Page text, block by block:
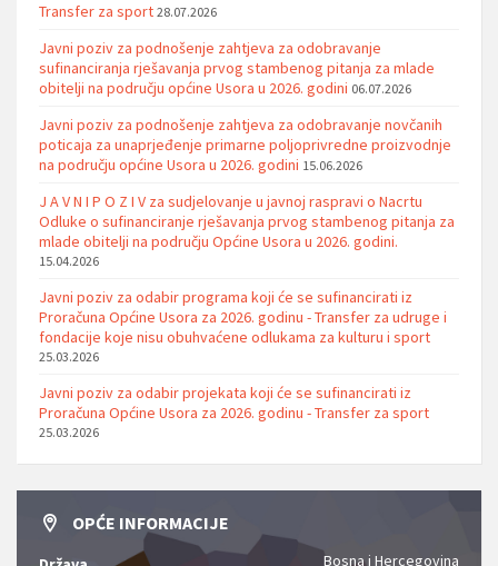
Transfer za sport 28.07.2026
Javni poziv za podnošenje zahtjeva za odobravanje
sufinanciranja rješavanja prvog stambenog pitanja za mlade
obitelji na području općine Usora u 2026. godini 06.07.2026
Javni poziv za podnošenje zahtjeva za odobravanje novčanih
poticaja za unaprjeđenje primarne poljoprivredne proizvodnje
na području općine Usora u 2026. godini 15.06.2026
J A V N I P O Z I V za sudjelovanje u javnoj raspravi o Nacrtu
Odluke o sufinanciranje rješavanja prvog stambenog pitanja za
mlade obitelji na području Općine Usora u 2026. godini.
15.04.2026
Javni poziv za odabir programa koji će se sufinancirati iz
Proračuna Općine Usora za 2026. godinu - Transfer za udruge i
fondacije koje nisu obuhvaćene odlukama za kulturu i sport
25.03.2026
Javni poziv za odabir projekata koji će se sufinancirati iz
Proračuna Općine Usora za 2026. godinu - Transfer za sport
25.03.2026
OPĆE INFORMACIJE
Bosna i Hercegovina